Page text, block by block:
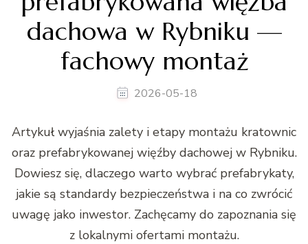
dachowa w Rybniku —
fachowy montaż
2026-05-18
Artykuł wyjaśnia zalety i etapy montażu kratownic
oraz prefabrykowanej więźby dachowej w Rybniku.
Dowiesz się, dlaczego warto wybrać prefabrykaty,
jakie są standardy bezpieczeństwa i na co zwrócić
uwagę jako inwestor. Zachęcamy do zapoznania się
z lokalnymi ofertami montażu.